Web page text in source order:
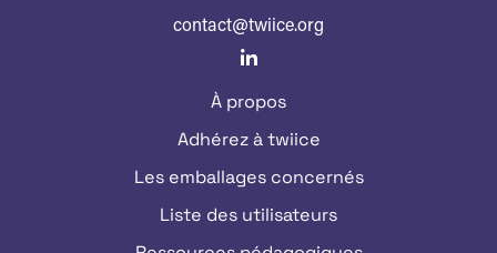
contact@twiice.org
À propos
Adhérez à twiice
Les emballages concernés
Liste des utilisateurs